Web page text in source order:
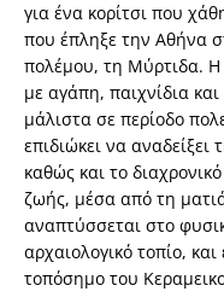
για ένα κορίτσι που
που έπληξε την Αθήνα
πολέμου, τη Μύρτιδα.
με αγάπη, παιχνίδια
μάλιστα σε περίοδο
επιδιώκει να
καθώς και το
ζωής, μέσα από τη
αναπτύσσεται στο
αρχαιολογικό τοπίο,
τοπόσημο του